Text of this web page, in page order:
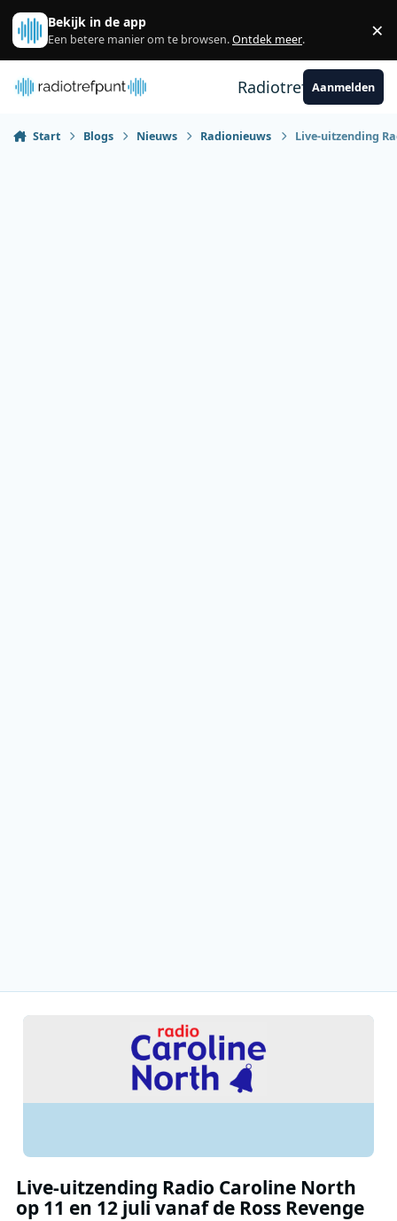
Spring naar bijdragen
Bekijk in de app
Een betere manier om te browsen.Ontdek meer. ×
RadiotrefpuntAanmelden
Start Blogs Nieuws Radionieuws Live-uitzending
Live-uitzending Radio Caroline North
op 11 en 12 juli vanaf de Ross Revenge